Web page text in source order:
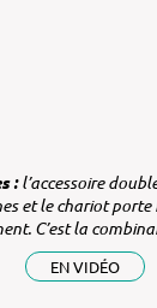
:l’accessoire
et le chariot porte
C’est la
EN VIDÉO